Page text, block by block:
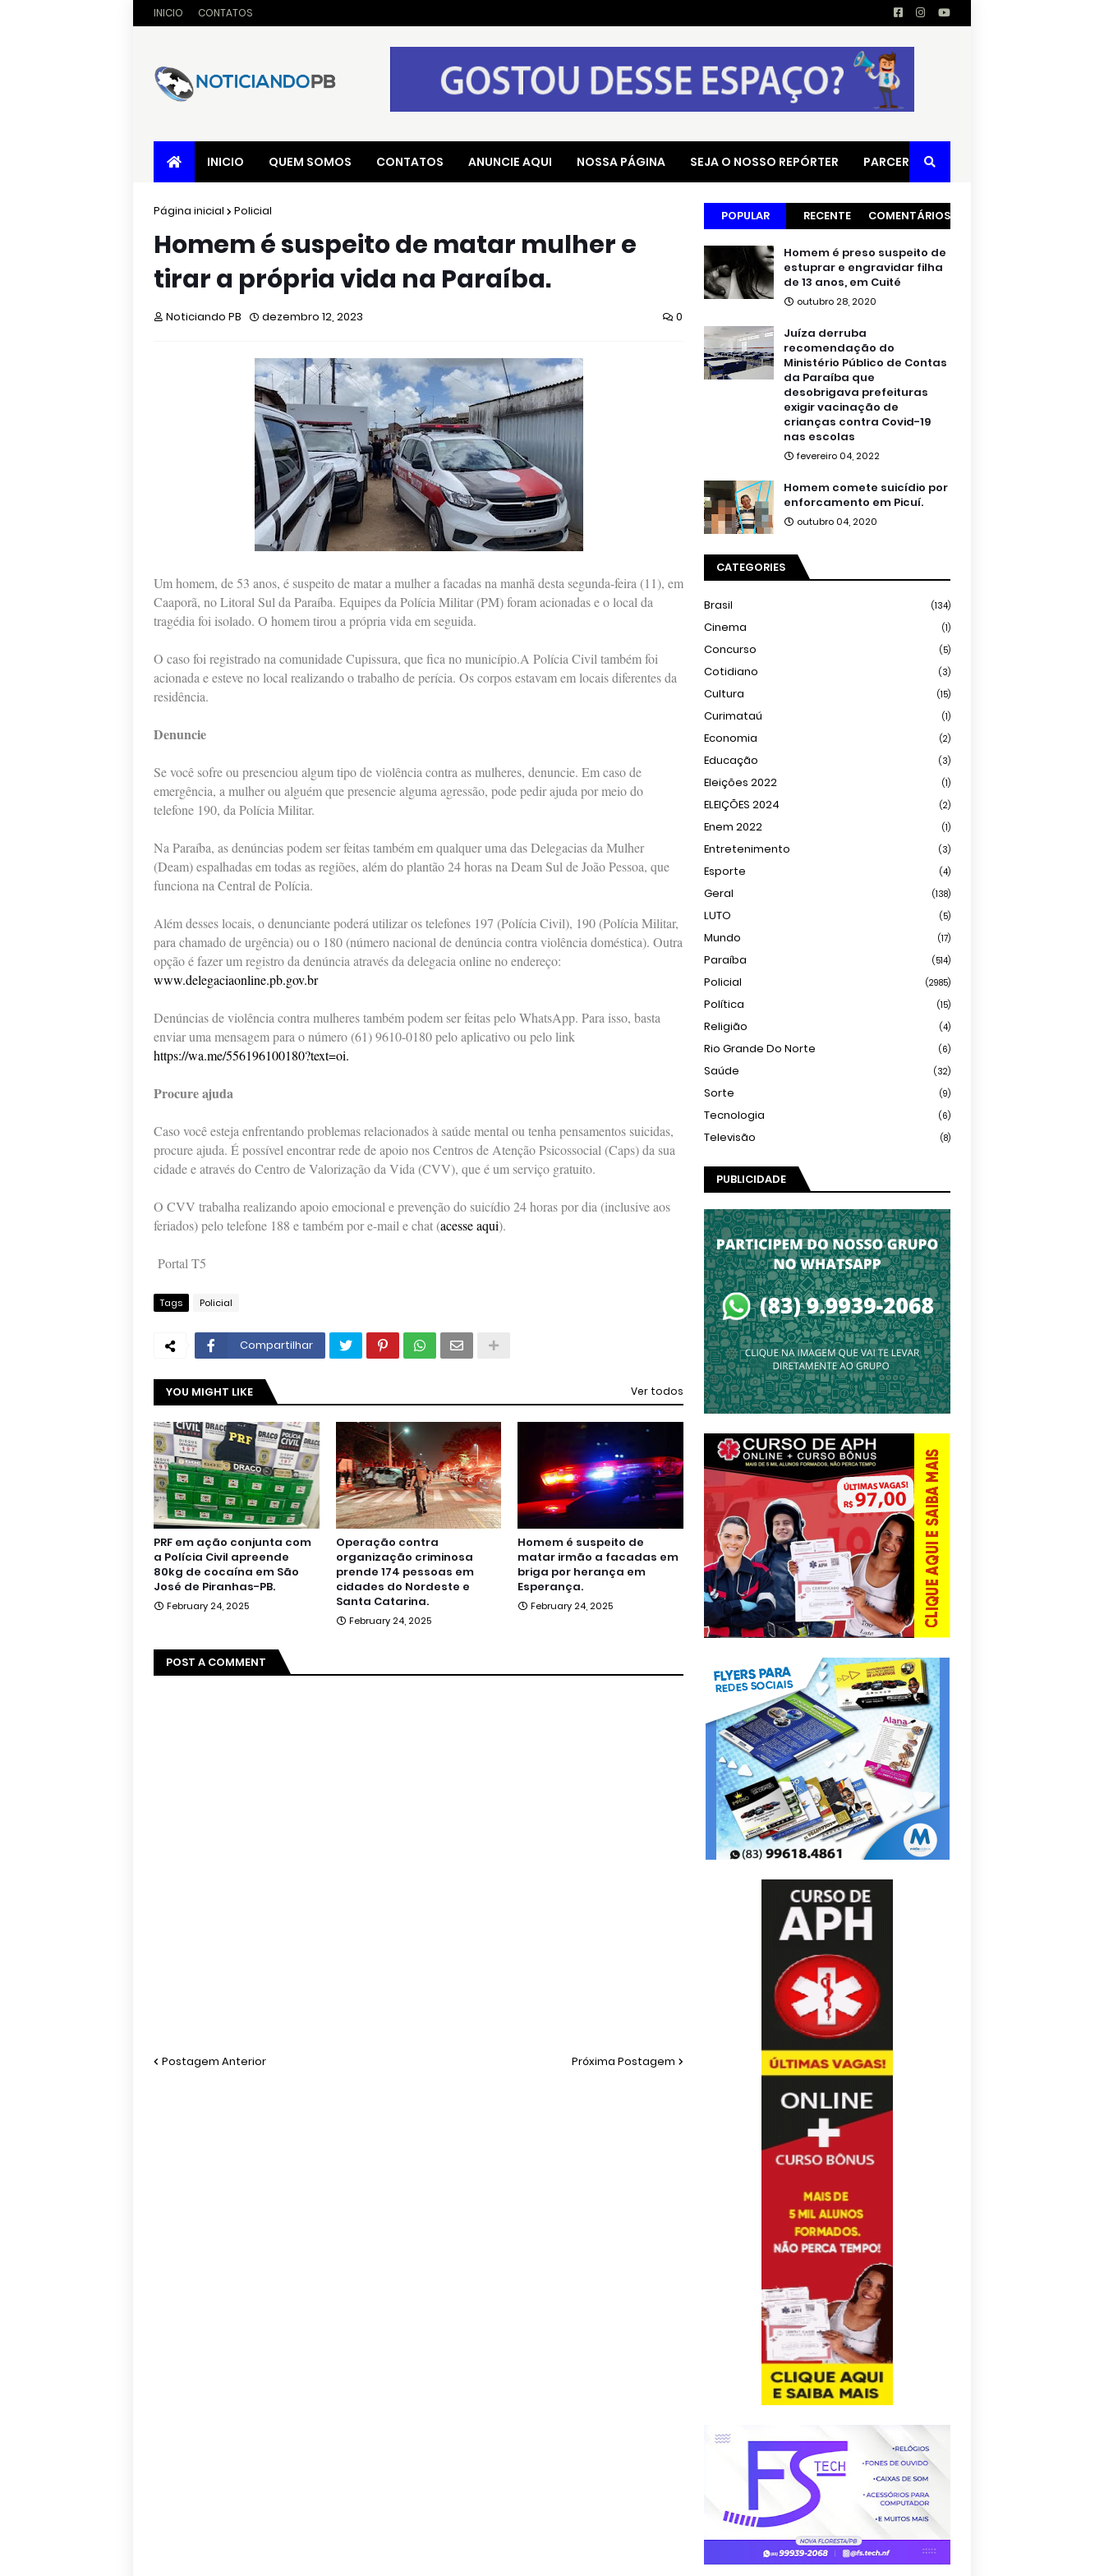
INICIO CONTATOS
INICIO QUEM SOMOS CONTATOS ANUNCIE AQUI NOSSA PÁGINA SEJA O NOSSO REPÓRTER PARCERIAS
Página inicial Policial
Homem é suspeito de matar mulher e
tirar a própria vida na Paraíba.
Noticiando PB dezembro 12, 2023 0
Um homem, de 53 anos, é suspeito de matar a mulher a facadas na manhã desta segunda-feira (11), em
Caaporã, no Litoral Sul da Paraíba. Equipes da Polícia Militar (PM) foram acionadas e o local da
tragédia foi isolado. O homem tirou a própria vida em seguida.
O caso foi registrado na comunidade Cupissura, que fica no município.A Polícia Civil também foi
acionada e esteve no local realizando o trabalho de perícia. Os corpos estavam em locais diferentes da
residência.
Denuncie
Se você sofre ou presenciou algum tipo de violência contra as mulheres, denuncie. Em caso de
emergência, a mulher ou alguém que presencie alguma agressão, pode pedir ajuda por meio do
telefone 190, da Polícia Militar.
Na Paraíba, as denúncias podem ser feitas também em qualquer uma das Delegacias da Mulher
(Deam) espalhadas em todas as regiões, além do plantão 24 horas na Deam Sul de João Pessoa, que
funciona na Central de Polícia.
Além desses locais, o denunciante poderá utilizar os telefones 197 (Polícia Civil), 190 (Polícia Militar,
para chamado de urgência) ou o 180 (número nacional de denúncia contra violência doméstica). Outra
opção é fazer um registro da denúncia através da delegacia online no endereço:
www.delegaciaonline.pb.gov.br
Denúncias de violência contra mulheres também podem ser feitas pelo WhatsApp. Para isso, basta
enviar uma mensagem para o número (61) 9610-0180 pelo aplicativo ou pelo link
https://wa.me/556196100180?text=oi.
Procure ajuda
Caso você esteja enfrentando problemas relacionados à saúde mental ou tenha pensamentos suicidas,
procure ajuda. É possível encontrar rede de apoio nos Centros de Atenção Psicossocial (Caps) da sua
cidade e através do Centro de Valorização da Vida (CVV), que é um serviço gratuito.
O CVV trabalha realizando apoio emocional e prevenção do suicídio 24 horas por dia (inclusive aos
feriados) pelo telefone 188 e também por e-mail e chat (acesse aqui).
Portal T5
Tags Policial
Compartilhar
YOU MIGHT LIKE Ver todos
PRF em ação conjunta com
a Polícia Civil apreende
80kg de cocaína em São
José de Piranhas-PB.
February 24, 2025
Operação contra
organização criminosa
prende 174 pessoas em
cidades do Nordeste e
Santa Catarina.
February 24, 2025
Homem é suspeito de
matar irmão a facadas em
briga por herança em
Esperança.
February 24, 2025
POST A COMMENT
Postagem Anterior Próxima Postagem
POPULAR RECENTE COMENTÁRIOS
Homem é preso suspeito de
estuprar e engravidar filha
de 13 anos, em Cuité
outubro 28, 2020
Juíza derruba
recomendação do
Ministério Público de Contas
da Paraíba que
desobrigava prefeituras
exigir vacinação de
crianças contra Covid-19
nas escolas
fevereiro 04, 2022
Homem comete suicídio por
enforcamento em Picuí.
outubro 04, 2020
CATEGORIES
Brasil (134)
Cinema (1)
Concurso (5)
Cotidiano (3)
Cultura (15)
Curimataú (1)
Economia (2)
Educação (3)
Eleições 2022 (1)
ELEIÇÕES 2024 (2)
Enem 2022 (1)
Entretenimento (3)
Esporte (4)
Geral (138)
LUTO (5)
Mundo (17)
Paraíba (514)
Policial (2985)
Política (15)
Religião (4)
Rio Grande Do Norte (6)
Saúde (32)
Sorte (9)
Tecnologia (6)
Televisão (8)
PUBLICIDADE